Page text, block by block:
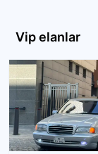
Vip elanlar